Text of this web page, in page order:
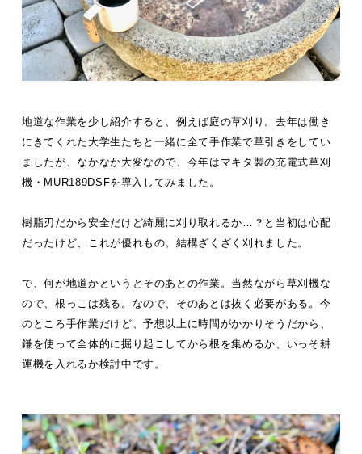
地道な作業を少し紹介すると、例えば庭の草刈り。去年は働き
にきてくれた大学生たちと一緒に全て手作業で草引きをしてい
ましたが、なかなか大変なので、今年はマキタ製の充電式草刈
機・MUR189DSFを導入してみました。
樹脂刃だから安全だけど綺麗に刈り取れるか…？と当初は心配
だったけど、これが優れもの。結構ざくざく刈れました。
で、何が地道かというとそのあとの作業。当然ながら草刈機な
ので、根っこは残る。なので、そのあとは抜く必要がある。今
のところ手作業だけど、予想以上に時間がかかりそうだから、
鎌を使って全体的に掘り起こしてから根を集めるか、いっそ耕
運機を入れるか検討中です。